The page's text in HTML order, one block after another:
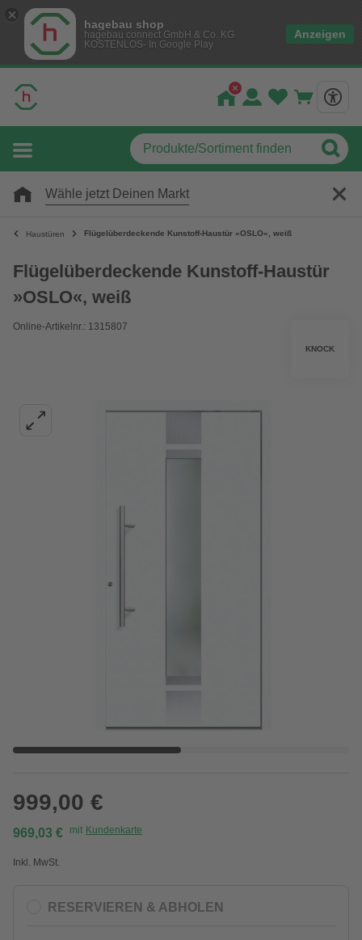
hagebau shop
hagebau connect GmbH & Co. KG
KOSTENLOS- In Google Play
Anzeigen
Wähle jetzt Deinen Markt
Haustüren Flügelüberdeckende Kunstoff-Haustür »OSLO«, weiß
Flügelüberdeckende Kunstoff-Haustür
»OSLO«, weiß
Online-Artikelnr.: 1315807
KNOCK
999,00 €
969,03 € mit Kundenkarte
Inkl. MwSt.
RESERVIEREN & ABHOLEN